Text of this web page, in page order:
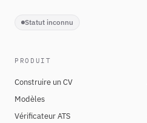
Statut inconnu
PRODUIT
Construire un CV
Modèles
Vérificateur ATS